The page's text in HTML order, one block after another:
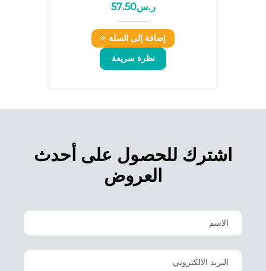
ر.س57.50
إضافة إلى السلة
نظرة سريعة
اشترك للحصول على أحدث
العروض